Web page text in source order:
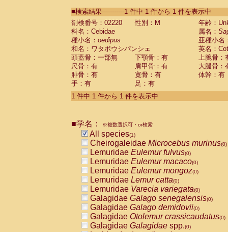
CebidaeSaguinus labiatus(0)
Cebidae Saguinus leucopus (0)
Cebidae
Cebidae
CebidaeSaguinus nigricollis (0)
Cebidae Saguinus oedipus
Cebidae Saguinus weddelli
Cebidae Saguinusspp.
Cebidae Aotus trivirgatus
Cebidae Cebus albifrons
CebidaeCebus nigrivittatus
CebidaeCebus
CebidaeSaimiri boliviensis(0)
CebidaeSaimiri sciureus(0)
AtelidaeAlouatta caraya(0)
AtelidaeAlouatta fusca(0)
AtelidaeAlouatta seniculus
AtelidaeAlouattaspp.(0)
AtelidaeAteles belzebuth(0)
AtelidaeAteles geoffroyi(0)
AtelidaeAteles paniscus(0)
AtelidaeAtelesspp.(0)
■検索結果-----------1 件中 1 件から 1 件を表示中
剖検番号：02220
性別：M
年齢：
科名：Cebidae
属名：
種小名： oedipus
亜種小名
和名：ワタボウシパンシェ
英名：
頭蓋骨：一部無
下顎骨：有
上腕骨：
尺骨：有
肩甲骨：有
大腿骨：
腓骨：有
寛骨：有
体幹：有
手：有
足：有
1 件中 1 件から 1 件を表示中
■学名： ※複数選択可・or検索
All species(1)
Cheirogaleidae Microcebus murinus(0)
Lemuridae Eulemur fulvus(0)
Lemuridae Eulemur macaco(0)
Lemuridae Eulemur mongoz(0)
Lemuridae Lemur catta(0)
Lemuridae Varecia variegata(0)
Galagidae Galago senegalensis(0)
Galagidae Galago demidovii(0)
Galagidae Otolemur crassicaudatus(0)
Galagidae Galagidae spp.(0)